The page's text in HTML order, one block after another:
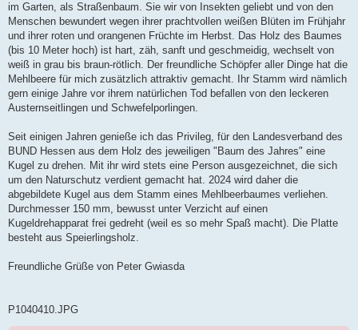
im Garten, als Straßenbaum. Sie wir von Insekten geliebt und von den
Menschen bewundert wegen ihrer prachtvollen weißen Blüten im Frühjahr
und ihrer roten und orangenen Früchte im Herbst. Das Holz des Baumes
(bis 10 Meter hoch) ist hart, zäh, sanft und geschmeidig, wechselt von
weiß in grau bis braun-rötlich. Der freundliche Schöpfer aller Dinge hat die
Mehlbeere für mich zusätzlich attraktiv gemacht. Ihr Stamm wird nämlich
gern einige Jahre vor ihrem natürlichen Tod befallen von den leckeren
Austernseitlingen und Schwefelporlingen.
Seit einigen Jahren genieße ich das Privileg, für den Landesverband des
BUND Hessen aus dem Holz des jeweiligen "Baum des Jahres" eine
Kugel zu drehen. Mit ihr wird stets eine Person ausgezeichnet, die sich
um den Naturschutz verdient gemacht hat. 2024 wird daher die
abgebildete Kugel aus dem Stamm eines Mehlbeerbaumes verliehen.
Durchmesser 150 mm, bewusst unter Verzicht auf einen
Kugeldrehapparat frei gedreht (weil es so mehr Spaß macht). Die Platte
besteht aus Speierlingsholz.
Freundliche Grüße von Peter Gwiasda
P1040410.JPG